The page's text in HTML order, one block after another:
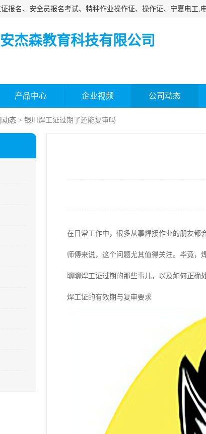
杰森教育科技有限公司
产品中心 企业视频 公司动态
动态 > 银川焊工证过期了还能复审吗
在日常工作中，很多从事焊接作业的朋友都
师傅来说，这个问题尤其值得关注。毕竟，
聊聊焊工证过期的那些事儿，以及如何正确处
焊工证的有效期与复审要求